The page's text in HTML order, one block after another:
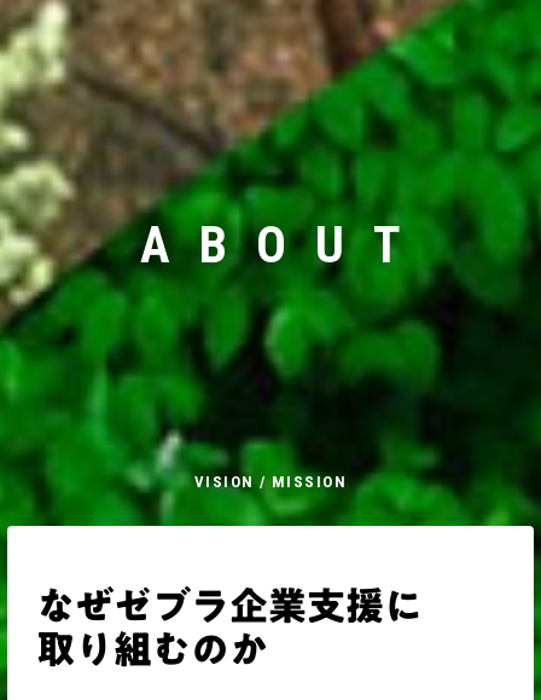
ABOUT
VISION / MISSION
なぜゼブラ企業⽀援に
取り組むのか